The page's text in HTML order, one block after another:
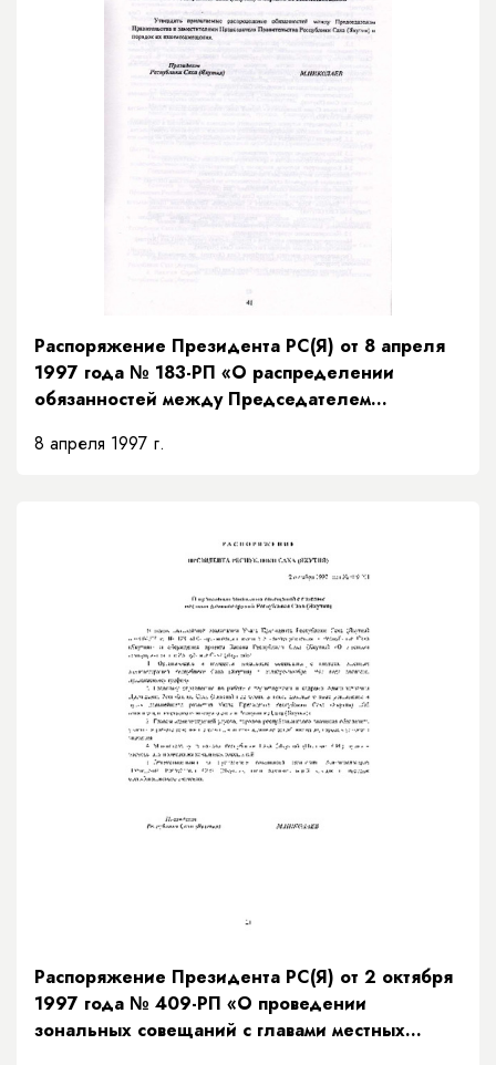
Распоряжение Президента РС(Я) от 8 апреля
1997 года № 183-РП «О распределении
обязанностей между Председателем
Правительства Республики Саха (Якутия) и
8 апреля 1997 г.
Распоряжение Президента РС(Я) от 2 октября
1997 года № 409-РП «О проведении
зональных совещаний с главами местных